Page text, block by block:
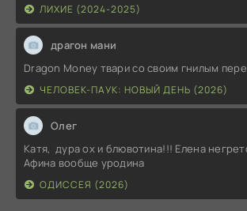
ЛИХИЕ (2024-2025)
драгон мани
Dragon Money твари со своим гнилым
ЧЕЛОВЕК-ПАУК: НОВЫЙ ДЕНЬ (2026)
Олег
Катя, дура ох и блювотина!!! Елена
Афина вообще уродина
ОДИССЕЯ (2026)